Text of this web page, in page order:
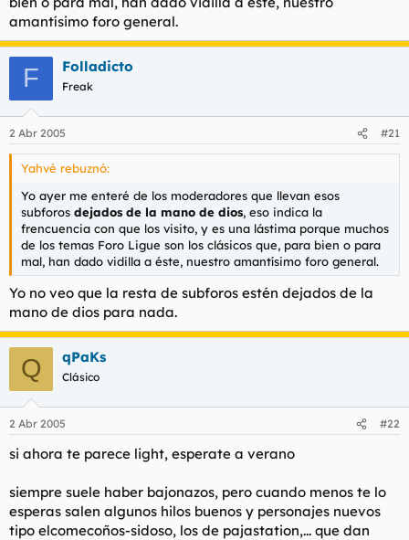
amantísimo foro general.
F Folladicto
Freak
2 Abr 2005 #21
Yahvé rebuznó:
Yo ayer me enteré de los moderadores que llevan esos
subforos dejados de la mano de dios, eso indica la
frencuencia con que los visito, y es una lástima porque muchos
de los temas Foro Ligue son los clásicos que, para bien o para
mal, han dado vidilla a éste, nuestro amantísimo foro general.
Yo no veo que la resta de subforos estén dejados de la
mano de dios para nada.
Q qPaKs
Clásico
2 Abr 2005 #22
si ahora te parece light, esperate a verano
siempre suele haber bajonazos, pero cuando menos te lo
esperas salen algunos hilos buenos y personajes nuevos
tipo elcomecoños-sidoso, los de pajastation,... que dan